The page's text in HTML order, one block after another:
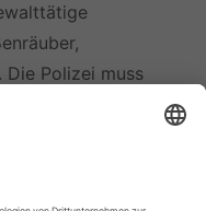
Polizei muss